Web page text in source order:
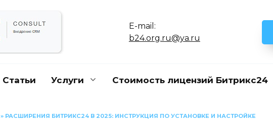
E-mail:
b24.org.ru@ya.ru
Статьи Услуги Стоимость лицензий Битрикс24
» РАСШИРЕНИЯ БИТРИКС24 В 2025: ИНСТРУКЦИЯ ПО УСТАНОВКЕ И НАСТРОЙКЕ